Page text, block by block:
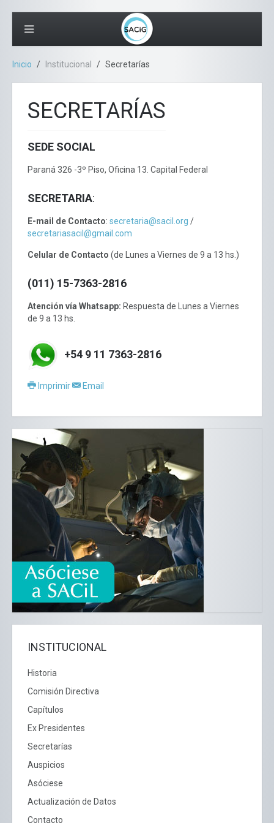
Inicio Institucional Secretarías
SECRETARÍAS
SEDE SOCIAL
Paraná 326 -3º Piso, Oficina 13. Capital Federal
SECRETARIA:
E-mail de Contacto: secretaria@sacil.org /
secretariasacil@gmail.com
Celular de Contacto (de Lunes a Viernes de 9 a 13 hs.)
(011) 15-7363-2816
Atención vía Whatsapp: Respuesta de Lunes a Viernes
de 9 a 13 hs.
+54 9 11 7363-2816
Imprimir Email
INSTITUCIONAL
Historia
Comisión Directiva
Capítulos
Ex Presidentes
Secretarías
Auspicios
Asóciese
Actualización de Datos
Contacto